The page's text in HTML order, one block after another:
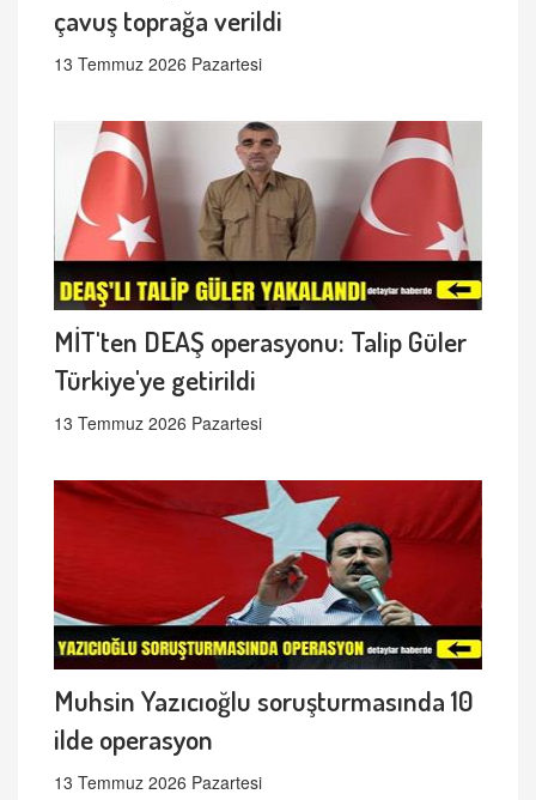
çavuş toprağa verildi
13 Temmuz 2026 Pazartesi
MİT'ten DEAŞ operasyonu: Talip Güler
Türkiye'ye getirildi
13 Temmuz 2026 Pazartesi
Muhsin Yazıcıoğlu soruşturmasında 10
ilde operasyon
13 Temmuz 2026 Pazartesi